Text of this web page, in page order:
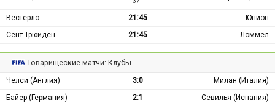
Вестерло 21:45
Юнион
Сент-Трюйден
21:45 Ломмел
Товарищеские матчи: Клубы
Челси (Англия) 3:0
Милан (Италия)
Байер (Германия)
2:1
Севилья (Испания)